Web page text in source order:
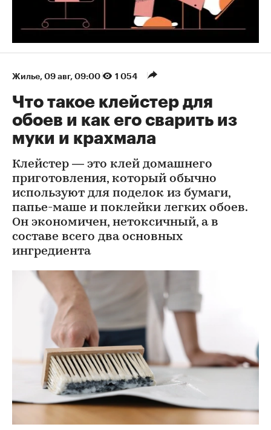
Жилье⁠, 09 авг, 09:00 1 054
Что такое клейстер для
обоев и как его сварить из
муки и крахмала
Клейстер — это клей домашнего
приготовления, который обычно
используют для поделок из бумаги,
папье-маше и поклейки легких обоев.
Он экономичен, нетоксичный, а в
составе всего два основных
ингредиента